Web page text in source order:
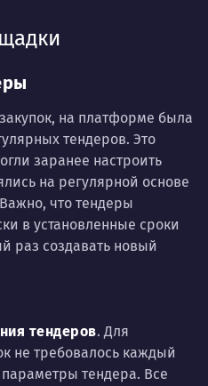
на платформе была
тендеров. Это
заранее настроить
на регулярной основе
что тендеры
в установленные сроки
раз создавать новый
тендеров. Для
не требовалось каждый
тендера. Все